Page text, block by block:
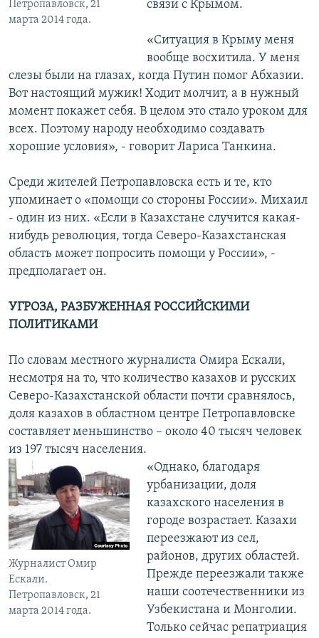
Петропавловск, 21
марта 2014 года.
связи с Крымом.
«Ситуация в Крыму меня
вообще восхитила. У меня
слезы были на глазах, когда Путин помог Абхазии.
Вот настоящий мужик! Ходит молчит, а в нужный
момент покажет себя. В целом это стало уроком для
всех. Поэтому народу необходимо создавать
хорошие условия», - говорит Лариса Танкина.
Среди жителей Петропавловска есть и те, кто
упоминает о «помощи со стороны России». Михаил
- один из них. «Если в Казахстане случится какая-
нибудь революция, тогда Северо-Казахстанская
область может попросить помощи у России», -
предполагает он.
УГРОЗА, РАЗБУЖЕННАЯ РОССИЙСКИМИ
ПОЛИТИКАМИ
По словам местного журналиста Омира Ескали,
несмотря на то, что количество казахов и русских
Северо-Казахстанской области почти сравнялось,
доля казахов в областном центре Петропавловске
составляет меньшинство – около 40 тысяч человек
из 197 тысяч населения.
Журналист Омир
Ескали.
Петропавловск, 21
марта 2014 года.
«Однако, благодаря
урбанизации, доля
казахского населения в
городе возрастает. Казахи
переезжают из сел,
районов, других областей.
Прежде переезжали также
наши соотечественники из
Узбекистана и Монголии.
Только сейчас репатриация